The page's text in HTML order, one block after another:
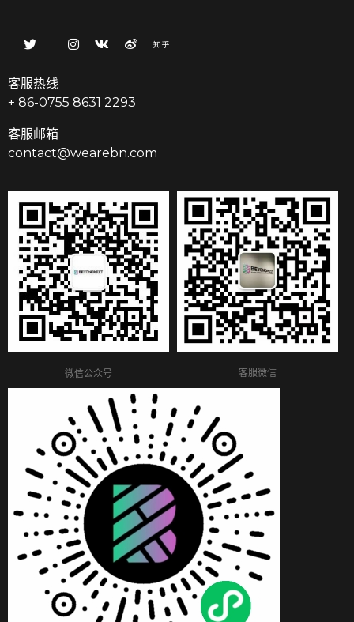
客服热线
+ 86-0755 8631 2293
客服邮箱
contact@wearebn.com
微信公众号 客服微信